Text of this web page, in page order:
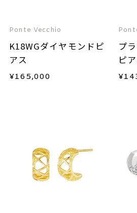
Ponte Vecchio
K18WGダイヤモンドピ
アス
¥165,000
プ
ピ
¥